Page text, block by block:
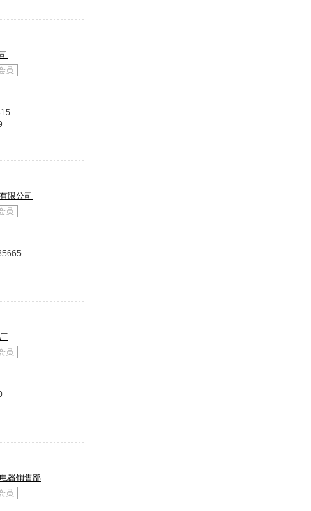
员
限公司
员
员
器销售部
员